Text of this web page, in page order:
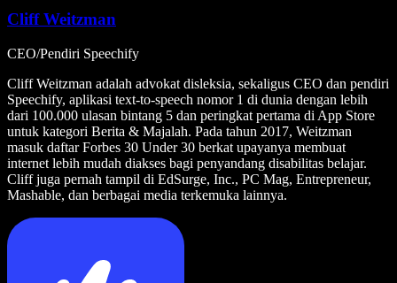
Cliff Weitzman
CEO/Pendiri Speechify
Cliff Weitzman adalah advokat disleksia, sekaligus CEO dan pendiri
Speechify, aplikasi text-to-speech nomor 1 di dunia dengan lebih
dari 100.000 ulasan bintang 5 dan peringkat pertama di App Store
untuk kategori Berita & Majalah. Pada tahun 2017, Weitzman
masuk daftar Forbes 30 Under 30 berkat upayanya membuat
internet lebih mudah diakses bagi penyandang disabilitas belajar.
Cliff juga pernah tampil di EdSurge, Inc., PC Mag, Entrepreneur,
Mashable, dan berbagai media terkemuka lainnya.